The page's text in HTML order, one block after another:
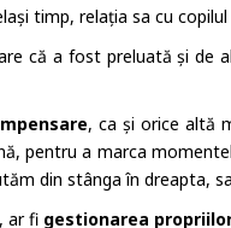
timp, relația sa cu
că a fost preluată și
, ca și orice altă
pentru a marca
din stânga în dreapta,
ar fi gestionarea